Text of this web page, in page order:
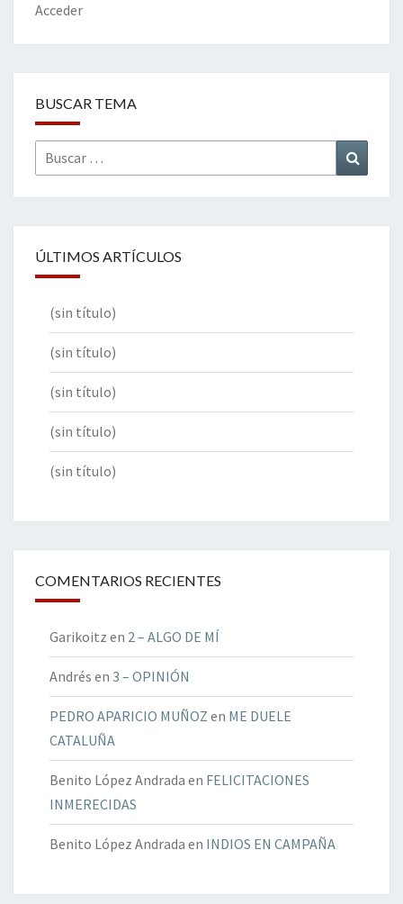
k
Acceder
BUSCAR TEMA
Buscar
por:
ÚLTIMOS ARTÍCULOS
(sin título)
(sin título)
(sin título)
(sin título)
(sin título)
COMENTARIOS RECIENTES
Garikoitz en 2 – ALGO DE MÍ
Andrés en 3 – OPINIÓN
PEDRO APARICIO MUÑOZ en ME DUELE
CATALUÑA
Benito López Andrada en FELICITACIONES
INMERECIDAS
Benito López Andrada en INDIOS EN CAMPAÑA